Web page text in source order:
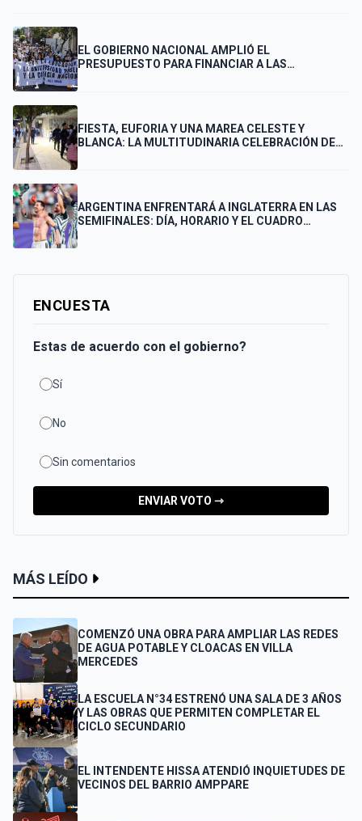
EL GOBIERNO NACIONAL AMPLIÓ EL
PRESUPUESTO PARA FINANCIAR A LAS
FIESTA, EUFORIA Y UNA MAREA CELESTE Y
BLANCA: LA MULTITUDINARIA CELEBRACIÓN DE
ARGENTINA ENFRENTARÁ A INGLATERRA EN LAS
SEMIFINALES: DÍA, HORARIO Y EL CUADRO
ENCUESTA
Estas de acuerdo con el gobierno?
Sí
No
Sin comentarios
ENVIAR VOTO ⇾
MÁS LEÍDO
COMENZÓ UNA OBRA PARA AMPLIAR LAS REDES
DE AGUA POTABLE Y CLOACAS EN VILLA
MERCEDES
LA ESCUELA N°34 ESTRENÓ UNA SALA DE 3 AÑOS
Y LAS OBRAS QUE PERMITEN COMPLETAR EL
CICLO SECUNDARIO
EL INTENDENTE HISSA ATENDIÓ INQUIETUDES DE
VECINOS DEL BARRIO AMPPARE